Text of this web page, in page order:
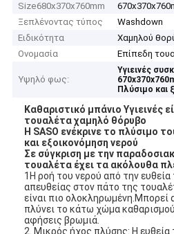
Size680x370x760mm
Ξεπλένοντας τύπος
Washdown
Ειδικότητα
Χαμηλού
Ονομασία
Επίπεδη
Υψηλό φως:
Υγιεινές
Πλύσιμο και
Καθαριστικό μπάνιο Υγιεινές
τουαλέτα χαμηλό θόρυβο
Η SASO ενέκρινε το πλύσιμο
και εξοικονόμηση νερού
Σε σύγκριση με την
τουαλέτα έχει τα ακόλουθα
1Η ροή του νερού από την ευθεία
απευθείας στον πάτο της
είναι πιο ολοκληρωμένη.Μπορεί
πλύνει το κάτω χώμα
αφήσεις βρωμιά.
2. Μικρός ήχος πλύσης: Η ευθεία